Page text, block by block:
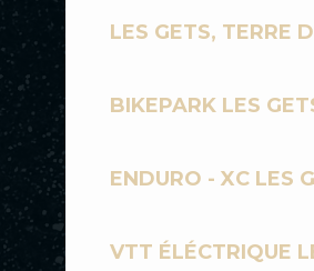
LES GETS, TERRE
BIKEPARK LES
ENDURO - XC LES
VTT ÉLÉCTRIQUE